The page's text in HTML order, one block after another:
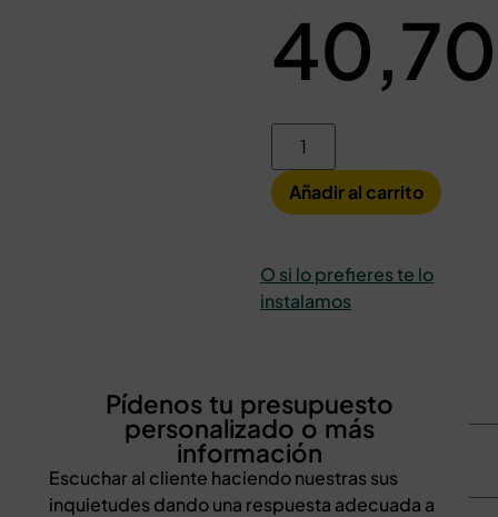
Añadir al carrito
O si lo prefieres te lo
instalamos
Pídenos tu presupuesto
personalizado o más
información
Escuchar al cliente haciendo nuestras sus
inquietudes dando una respuesta adecuada a